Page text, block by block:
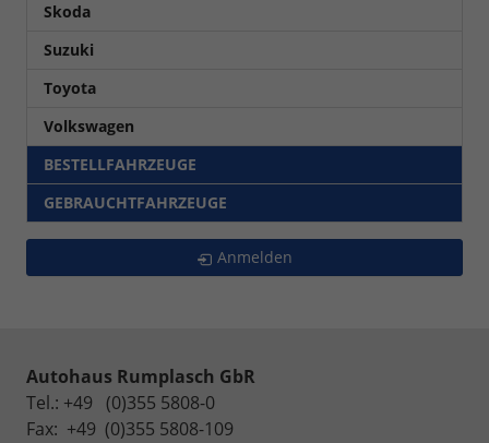
Skoda
Suzuki
Toyota
Volkswagen
BESTELLFAHRZEUGE
GEBRAUCHTFAHRZEUGE
Anmelden
Autohaus Rumplasch GbR
Tel.: +49 (0)355 5808-0
Fax: +49 (0)355 5808-109